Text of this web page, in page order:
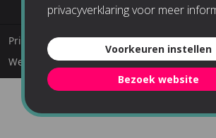
Privacyverklaring
Algemene voorwaarden
Webshop voorwaarden
© The Chocolate
privacyverklaringvoor meer
Voorkeuren instellen
Bezoek website